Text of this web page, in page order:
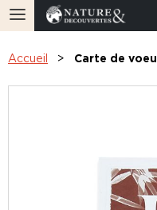
Accueil Carte de